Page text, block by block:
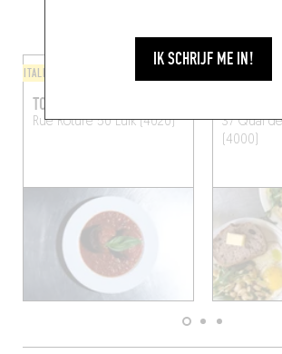
IK SCHRIJF ME IN!
MEER RESTAURANTS IN
ITALIAANS
TONY BANG BANG
Rue Roture 50Luik (4020) 37 Quai
(4000)